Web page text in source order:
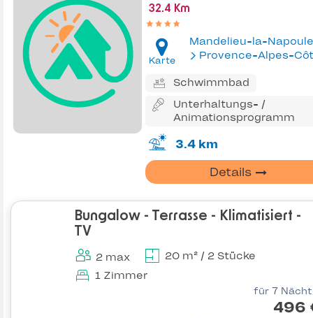
32.4 Km
Karte
Mandelieu-la-Napoule
Provence-Alpes-Côte
Schwimmbad
Unterhaltungs- /
Animationsprogramm
3.4 km
Details
Bungalow - Terrasse - Klimatisiert -
TV
2 max
20 m² / 2 Stücke
1 Zimmer
für 7
496